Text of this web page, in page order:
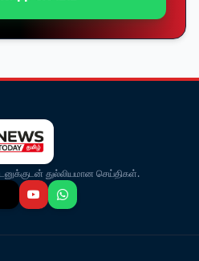
துல்லியமான செய்திகள்.